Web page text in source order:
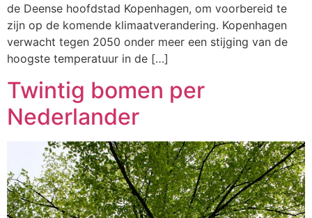
de Deense hoofdstad Kopenhagen, om voorbereid te
zijn op de komende klimaatverandering. Kopenhagen
verwacht tegen 2050 onder meer een stijging van de
hoogste temperatuur in de […]
Twintig bomen per
Nederlander